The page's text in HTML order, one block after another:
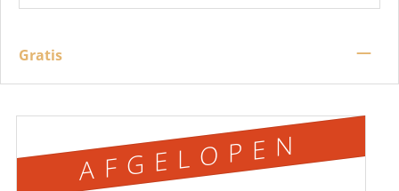
Gratis —
AFGELOPEN